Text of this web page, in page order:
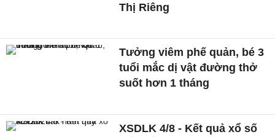
Thị Riêng
Tưởng viêm phế quản, bé 3
tuổi mắc dị vật đường thở
suốt hơn 1 tháng
XSDLK 4/8 - Kết quả xổ số